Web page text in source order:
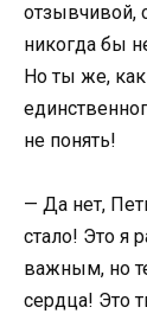
отзывчивой,
никогда бы
Но ты же, как
не понять!
— Да нет,
стало! Это я
важным, но
сердца! Это